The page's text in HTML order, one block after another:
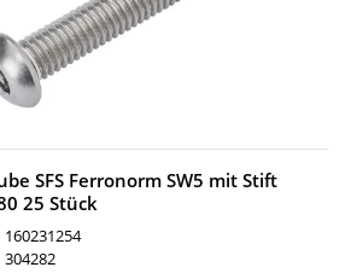
SFS Ferronorm SW5 mit Stift
25 Stück
160231254
304282